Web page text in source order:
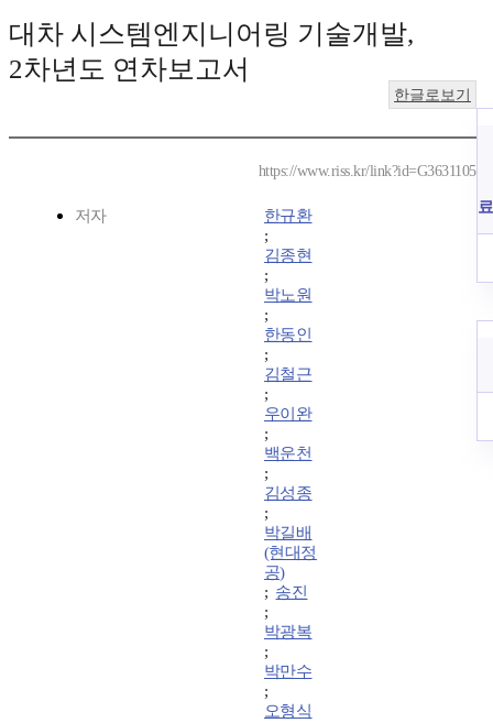
대차 시스템엔지니어링 기술개발,
2차년도 연차보고서
한글로보기
https://www.riss.kr/link?id=G3631105
저자
한규환
;
김종현
;
박노원
;
한동인
;
김철근
;
우이완
;
백운천
;
김성종
;
박길배
(현대정
공)
; 송진
;
박광복
;
박만수
;
오형식
료